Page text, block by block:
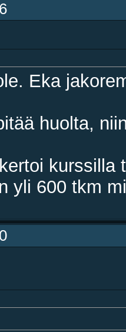
Eka
huolta,
kurssilla
yli 600 tkm